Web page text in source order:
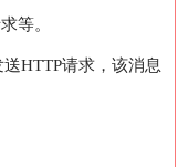
等。
HTTP请求，该消息